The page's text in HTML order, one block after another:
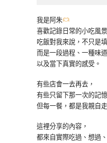
我是阿朱
喜歡記錄日常的小吃風景
吃飯對我來說，不只是
而是一段過程、一種味道
以及當下真實的感受。
有些店會一去再去，
有些只留下那一次的記憶
但每一餐，都是我親自
這裡分享的內容，
都來自實際吃過、想過